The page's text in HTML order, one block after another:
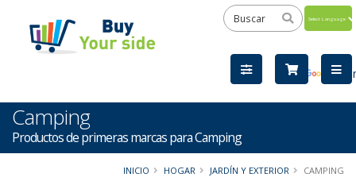
by
Camping
Productos de primeras marcas para Camping
INICIO HOGAR JARDÍN Y EXTERIOR CAMPING